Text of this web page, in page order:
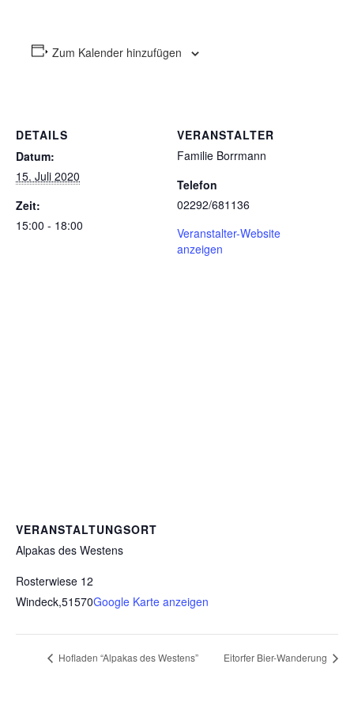
Zum Kalender hinzufügen
DETAILS
Datum:
15. Juli 2020
Zeit:
15:00 - 18:00
VERANSTALTER
Familie Borrmann
Telefon
02292/681136
Veranstalter-Website
anzeigen
VERANSTALTUNGSORT
Alpakas des Westens
Rosterwiese 12
Windeck,51570Google Karte anzeigen
Hofladen “Alpakas des Westens” Eitorfer Bier-Wanderung